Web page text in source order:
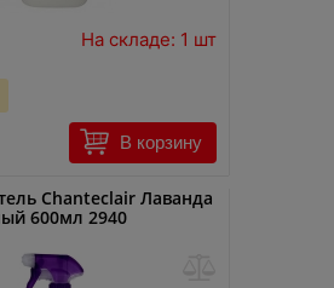
На складе: 1 шт
В корзину
Chanteclair Лаванда
600мл 2940